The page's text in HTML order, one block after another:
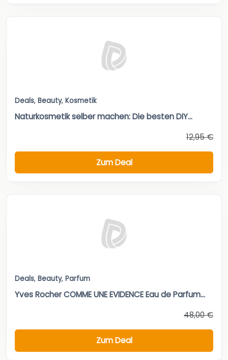
Deals, Beauty, Kosmetik
Naturkosmetik selber machen: Die besten DIY...
12,95 €
Zum Deal
Deals, Beauty, Parfum
Yves Rocher COMME UNE EVIDENCE Eau de Parfum...
48,00 €
Zum Deal